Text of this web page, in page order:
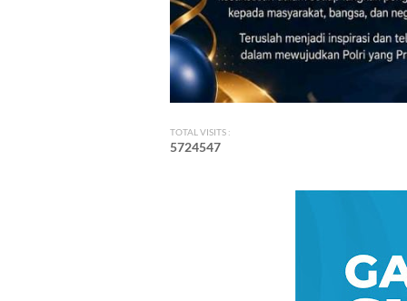
TOTAL VISITS :
5724547